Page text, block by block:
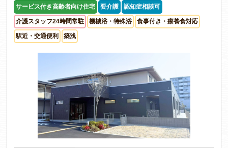
サービス付き高齢者向け住宅 要介護 認知症相談可
介護スタッフ24時間常駐 機械浴・特殊浴 食事付き・療養食対応
駅近・交通便利 築浅